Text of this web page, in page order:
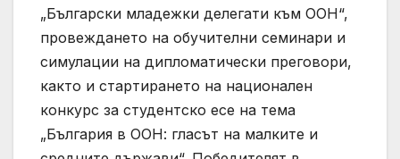
„Български младежки делегати към ООН“,
провеждането на обучителни семинари и
симулации на дипломатически преговори,
както и стартирането на национален
конкурс за студентско есе на тема
„България в ООН: гласът на малките и